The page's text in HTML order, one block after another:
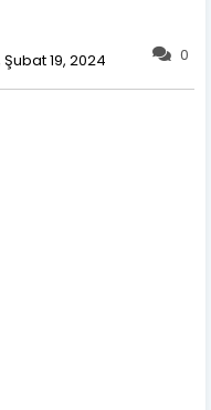
0
19, 2024